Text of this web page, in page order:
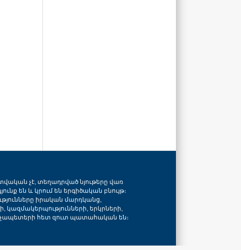
չէ, տեղադրված նյութերը վառ
են և կրում են երգիծական բնույթ։
իրական մարդկանց,
կազմակերպությունների, երկրների,
հետ զուտ պատահական են։